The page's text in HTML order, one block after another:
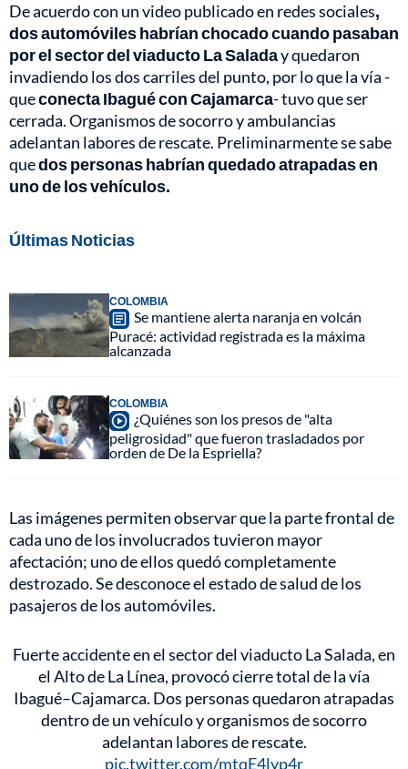
De acuerdo con un video publicado en redes sociales,
dos automóviles habrían chocado cuando pasaban
por el sector del viaducto La Saladay quedaron
invadiendo los dos carriles del punto, por lo que la vía -
queconecta Ibagué con Cajamarca- tuvo que ser
cerrada. Organismos de socorro y ambulancias
adelantan labores de rescate. Preliminarmente se sabe
quedos personas habrían quedado atrapadas en
uno de los vehículos.
Últimas Noticias
COLOMBIA
Se mantiene alerta naranja en volcán
Puracé: actividad registrada es la máxima
alcanzada
COLOMBIA
¿Quiénes son los presos de "alta
peligrosidad" que fueron trasladados por
orden de De la Espriella?
Las imágenes permiten observar que la parte frontal de
cada uno de los involucrados tuvieron mayor
afectación; uno de ellos quedó completamente
destrozado. Se desconoce el estado de salud de los
pasajeros de los automóviles.
Fuerte accidente en el sector del viaducto La Salada, en
el Alto de La Línea, provocó cierre total de la vía
Ibagué–Cajamarca. Dos personas quedaron atrapadas
dentro de un vehículo y organismos de socorro
adelantan labores de rescate.
pic.twitter.com/mtqE4lyp4r